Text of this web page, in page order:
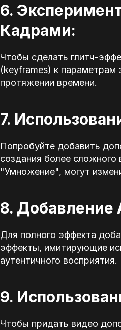
6.
Кадрами:
Чтобы сделать глитч-
(keyframes) к параметрам
протяжении времени.
7.
Попробуйте добавить
создания более
"Умножение", могут
8.
Для полного эффекта
эффекты, имитирующие
аутентичного восприятия.
9.
Чтобы придать видео